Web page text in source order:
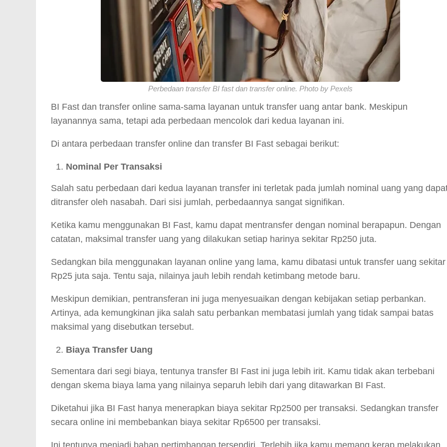
Perbedaan transfer BI fast dan transfer online. Photo by Pexels
BI Fast dan transfer online sama-sama layanan untuk transfer uang antar bank. Meskipun
layanannya sama, tetapi ada perbedaan mencolok dari kedua layanan ini.
Di antara perbedaan transfer online dan transfer BI Fast sebagai berikut:
Nominal Per Transaksi
Salah satu perbedaan dari kedua layanan transfer ini terletak pada jumlah nominal uang yang
ditransfer oleh nasabah. Dari sisi jumlah, perbedaannya sangat signifikan.
Ketika kamu menggunakan BI Fast, kamu dapat mentransfer dengan nominal berapapun. Dengan
catatan, maksimal transfer uang yang dilakukan setiap harinya sekitar Rp250 juta.
Sedangkan bila menggunakan layanan online yang lama, kamu dibatasi untuk transfer uang sekitar
Rp25 juta saja. Tentu saja, nilainya jauh lebih rendah ketimbang metode baru.
Meskipun demikian, pentransferan ini juga menyesuaikan dengan kebijakan setiap perbankan.
Artinya, ada kemungkinan jika salah satu perbankan membatasi jumlah yang tidak sampai batas
maksimal yang disebutkan tersebut.
Biaya Transfer Uang
Sementara dari segi biaya, tentunya transfer BI Fast ini juga lebih irit. Kamu tidak akan terbebani
dengan skema biaya lama yang nilainya separuh lebih dari yang ditawarkan BI Fast.
Diketahui jika BI Fast hanya menerapkan biaya sekitar Rp2500 per transaksi. Sedangkan transfer
secara online ini membebankan biaya sekitar Rp6500 per transaksi.
Ini tentunya menjadi bahan pertimbangan tersendiri. Terlebih jika kamu memang kerap melakukan